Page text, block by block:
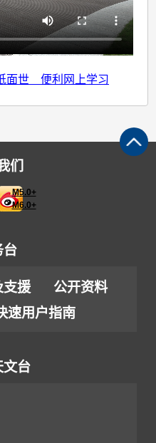
面世 便利网上学习
们
M5.0+
M6.0+
台
支援
公开资料
速用户指南
文台